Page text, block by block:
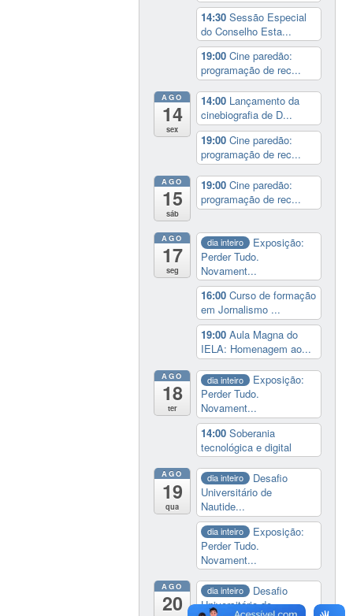
14:30Sessão Especial
do Conselho Esta...
19:00Cine paredão:
programação de rec...
AGO
14
sex
14:00 Lançamento da
cinebiografia de D...
19:00Cine paredão:
programação de rec...
AGO
15
sáb
19:00Cine paredão:
programação de rec...
AGO
17
seg
dia inteiro
Exposição:
Perder Tudo.
Novament...
16:00Curso de formação
em Jornalismo ...
19:00Aula Magna do
IELA: Homenagem ao...
AGO
18
ter
dia inteiro
Exposição:
Perder Tudo.
Novament...
14:00Soberania
tecnológica e digital
AGO
19
qua
dia inteiro
Desafio
Universitário de
Nautide...
dia inteiro
Exposição:
Perder Tudo.
Novament...
AGO
20
dia inteiro
Desafio
Universitário de